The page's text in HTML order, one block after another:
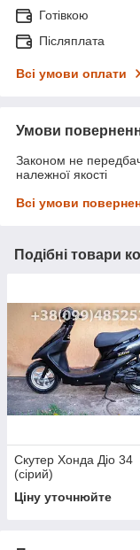
Готівкою
Післяплата
Всі умови оплати
Умови
Законом не
належної якості
Всі умови
Подібні товари
Скутер Хонда Діо 34
(сірий)
Ціну уточнюйте